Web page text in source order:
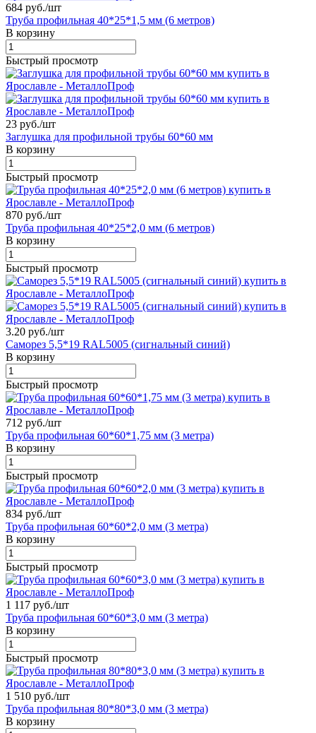
684 руб./шт
Труба профильная 40*25*1,5 мм (6 метров)
В корзину
Быстрый просмотр
23 руб./шт
Заглушка для профильной трубы 60*60 мм
В корзину
Быстрый просмотр
870 руб./шт
Труба профильная 40*25*2,0 мм (6 метров)
В корзину
Быстрый просмотр
3.20 руб./шт
Саморез 5,5*19 RAL5005 (сигнальный синий)
В корзину
Быстрый просмотр
712 руб./шт
Труба профильная 60*60*1,75 мм (3 метра)
В корзину
Быстрый просмотр
834 руб./шт
Труба профильная 60*60*2,0 мм (3 метра)
В корзину
Быстрый просмотр
1 117 руб./шт
Труба профильная 60*60*3,0 мм (3 метра)
В корзину
Быстрый просмотр
1 510 руб./шт
Труба профильная 80*80*3,0 мм (3 метра)
В корзину